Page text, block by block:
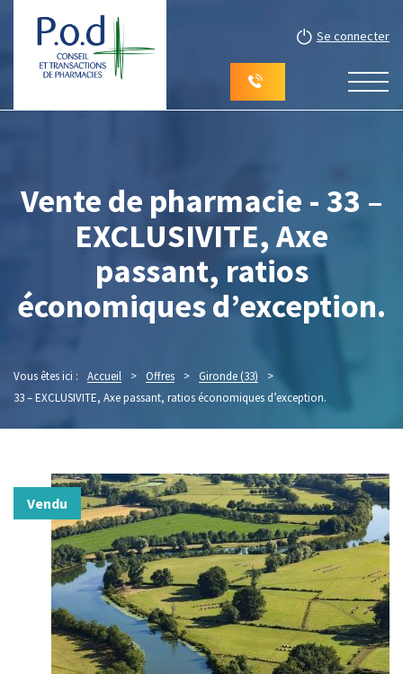
Se connecter
Vente de pharmacie - 33 –
EXCLUSIVITE, Axe
passant, ratios
économiques d’exception.
Vous êtes ici : Accueil > Offres > Gironde (33)
>
33 – EXCLUSIVITE, Axe passant, ratios économiques d’exception.
Vendu